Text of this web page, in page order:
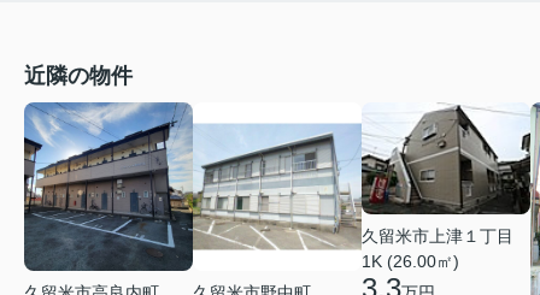
近隣の物件
久留米市上津１丁目
1K (26.00㎡)